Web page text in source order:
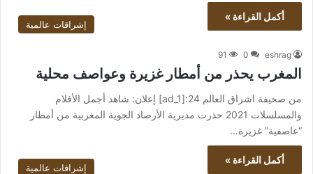
أكمل القراءة »
إشراقات عالمية
eshrag
0
91
المغرب يحذر من أمطار غزيرة وعواصف محلية
من صحيفة اشراق العالم 24:[ad_1] إعلان: شاهد أجمل الأفلام
والمسلسلات 2021 حذرت مديرية الأرصاد الجوية المغربية من أمطار
“عاصفية” غزيرة…
أكمل القراءة »
إشراقات عالمية